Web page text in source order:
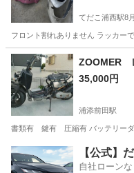
てだこ浦西駅8
フロント割れありません ラッカー
沖縄 中頭郡
ZOOMER
35,000円
浦添前田駅
書類有 鍵有 圧縮有 バッテリーダ
沖縄 宜野湾市 浦添前田駅
【公式】
自社ローン